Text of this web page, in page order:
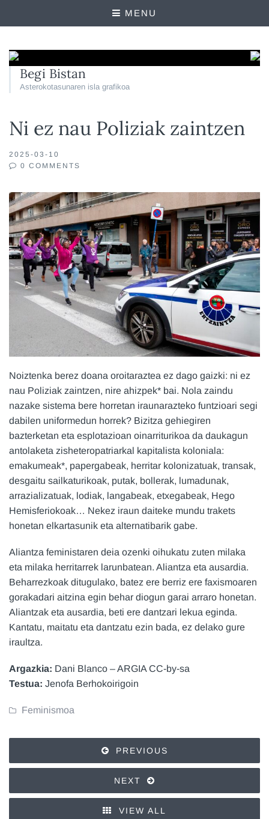
MENU
Begi Bistan
Asterokotasunaren isla grafikoa
Ni ez nau Poliziak zaintzen
2025-03-10
0 COMMENTS
Noiztenka berez doana oroitaraztea ez dago gaizki: ni ez
nau Poliziak zaintzen, nire ahizpek* bai. Nola zaindu
nazake sistema bere horretan iraunarazteko funtzioari segi
dabilen uniformedun horrek? Bizitza gehiegiren
bazterketan eta esplotazioan oinarriturikoa da daukagun
antolaketa zisheteropatriarkal kapitalista koloniala:
emakumeak*, papergabeak, herritar kolonizatuak, transak,
desgaitu sailkaturikoak, putak, bollerak, lumadunak,
arrazializatuak, lodiak, langabeak, etxegabeak, Hego
Hemisferiokoak… Nekez iraun daiteke mundu trakets
honetan elkartasunik eta alternatibarik gabe.
Aliantza feministaren deia ozenki oihukatu zuten milaka
eta milaka herritarrek larunbatean. Aliantza eta ausardia.
Beharrezkoak ditugulako, batez ere berriz ere faxismoaren
gorakadari aitzina egin behar diogun garai arraro honetan.
Aliantzak eta ausardia, beti ere dantzari lekua eginda.
Kantatu, maitatu eta dantzatu ezin bada, ez delako gure
iraultza.
Argazkia: Dani Blanco – ARGIA CC-by-sa
Testua: Jenofa Berhokoirigoin
Feminismoa
PREVIOUS
NEXT
VIEW ALL